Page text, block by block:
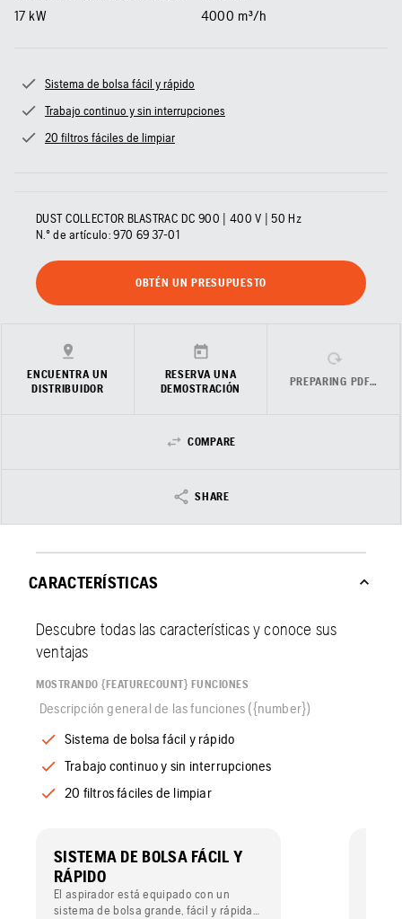
17 kW 4000 m³/h
Sistema de bolsa fácil y rápido
Trabajo continuo y sin interrupciones
20 filtros fáciles de limpiar
DUST COLLECTOR BLASTRAC DC 900 | 400 V | 50 Hz
N.º de artículo: 970 69 37‑01
OBTÉN UN PRESUPUESTO
ENCUENTRA UN
DISTRIBUIDOR
RESERVA UNA
DEMOSTRACIÓN
PREPARING PDF…
COMPARE
SHARE
CARACTERÍSTICAS
Descubre todas las características y conoce sus
ventajas
MOSTRANDO {FEATURECOUNT} FUNCIONES
Descripción general de las funciones ({number})
Sistema de bolsa fácil y rápido
Trabajo continuo y sin interrupciones
20 filtros fáciles de limpiar
SISTEMA DE BOLSA FÁCIL Y
RÁPIDO
El aspirador está equipado con un
sistema de bolsa grande, fácil y rápida